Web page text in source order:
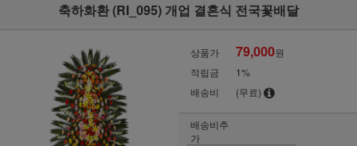
축하화환 (RI_095) 개업 결혼식 전국꽃배달
상품가 79,000원
적립금
1%
배송비
(무료)
배송비추
가